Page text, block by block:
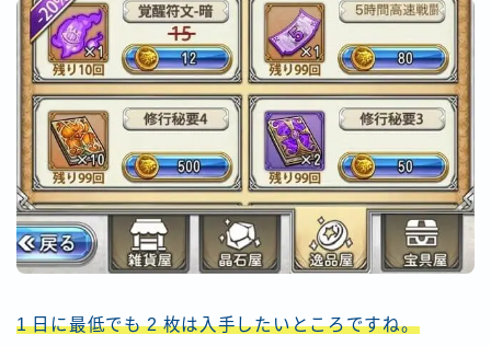
1 日に最低でも 2 枚は入手したいところですね。